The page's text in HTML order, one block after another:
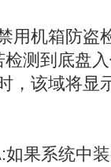
用机箱防盗
检测到底盘
，该域将显
果系统中